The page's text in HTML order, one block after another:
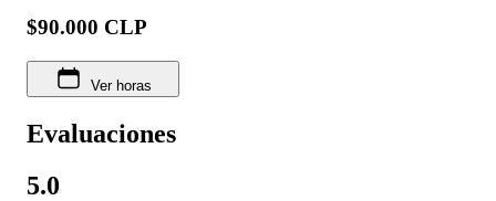
$90.000 CLP
Ver horas
Evaluaciones
5.0